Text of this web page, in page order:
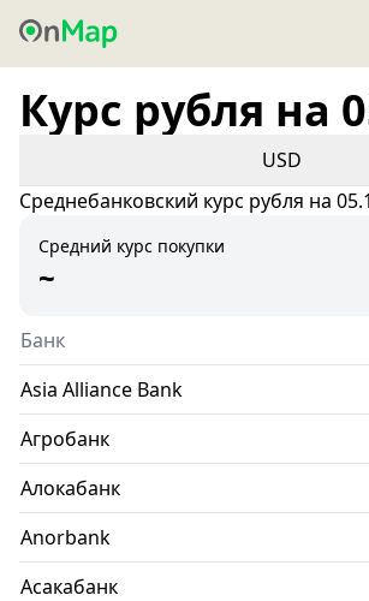
Курс рубля на
USD
Среднебанковский курс рубля на
Средний курс покупки
~
Банк
Asia Alliance Bank
Агробанк
Алокабанк
Anorbank
Асакабанк